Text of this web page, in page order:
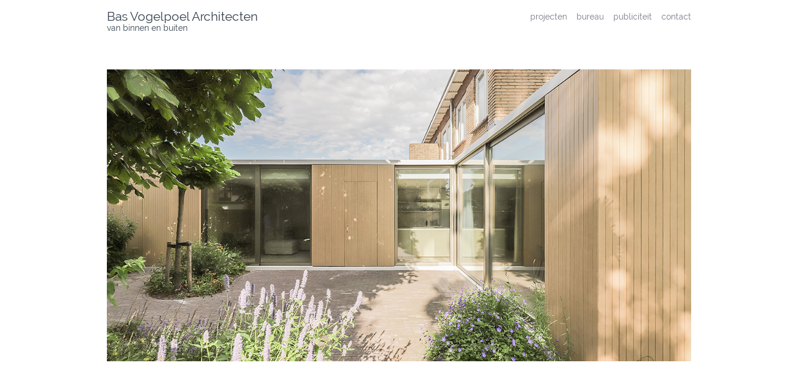
Bas Vogelpoel Architecten
van binnen en buiten
projecten bureau publiciteit contact